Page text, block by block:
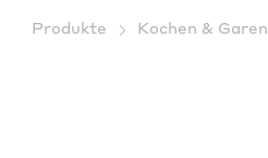
Produkte Kochen & Garen